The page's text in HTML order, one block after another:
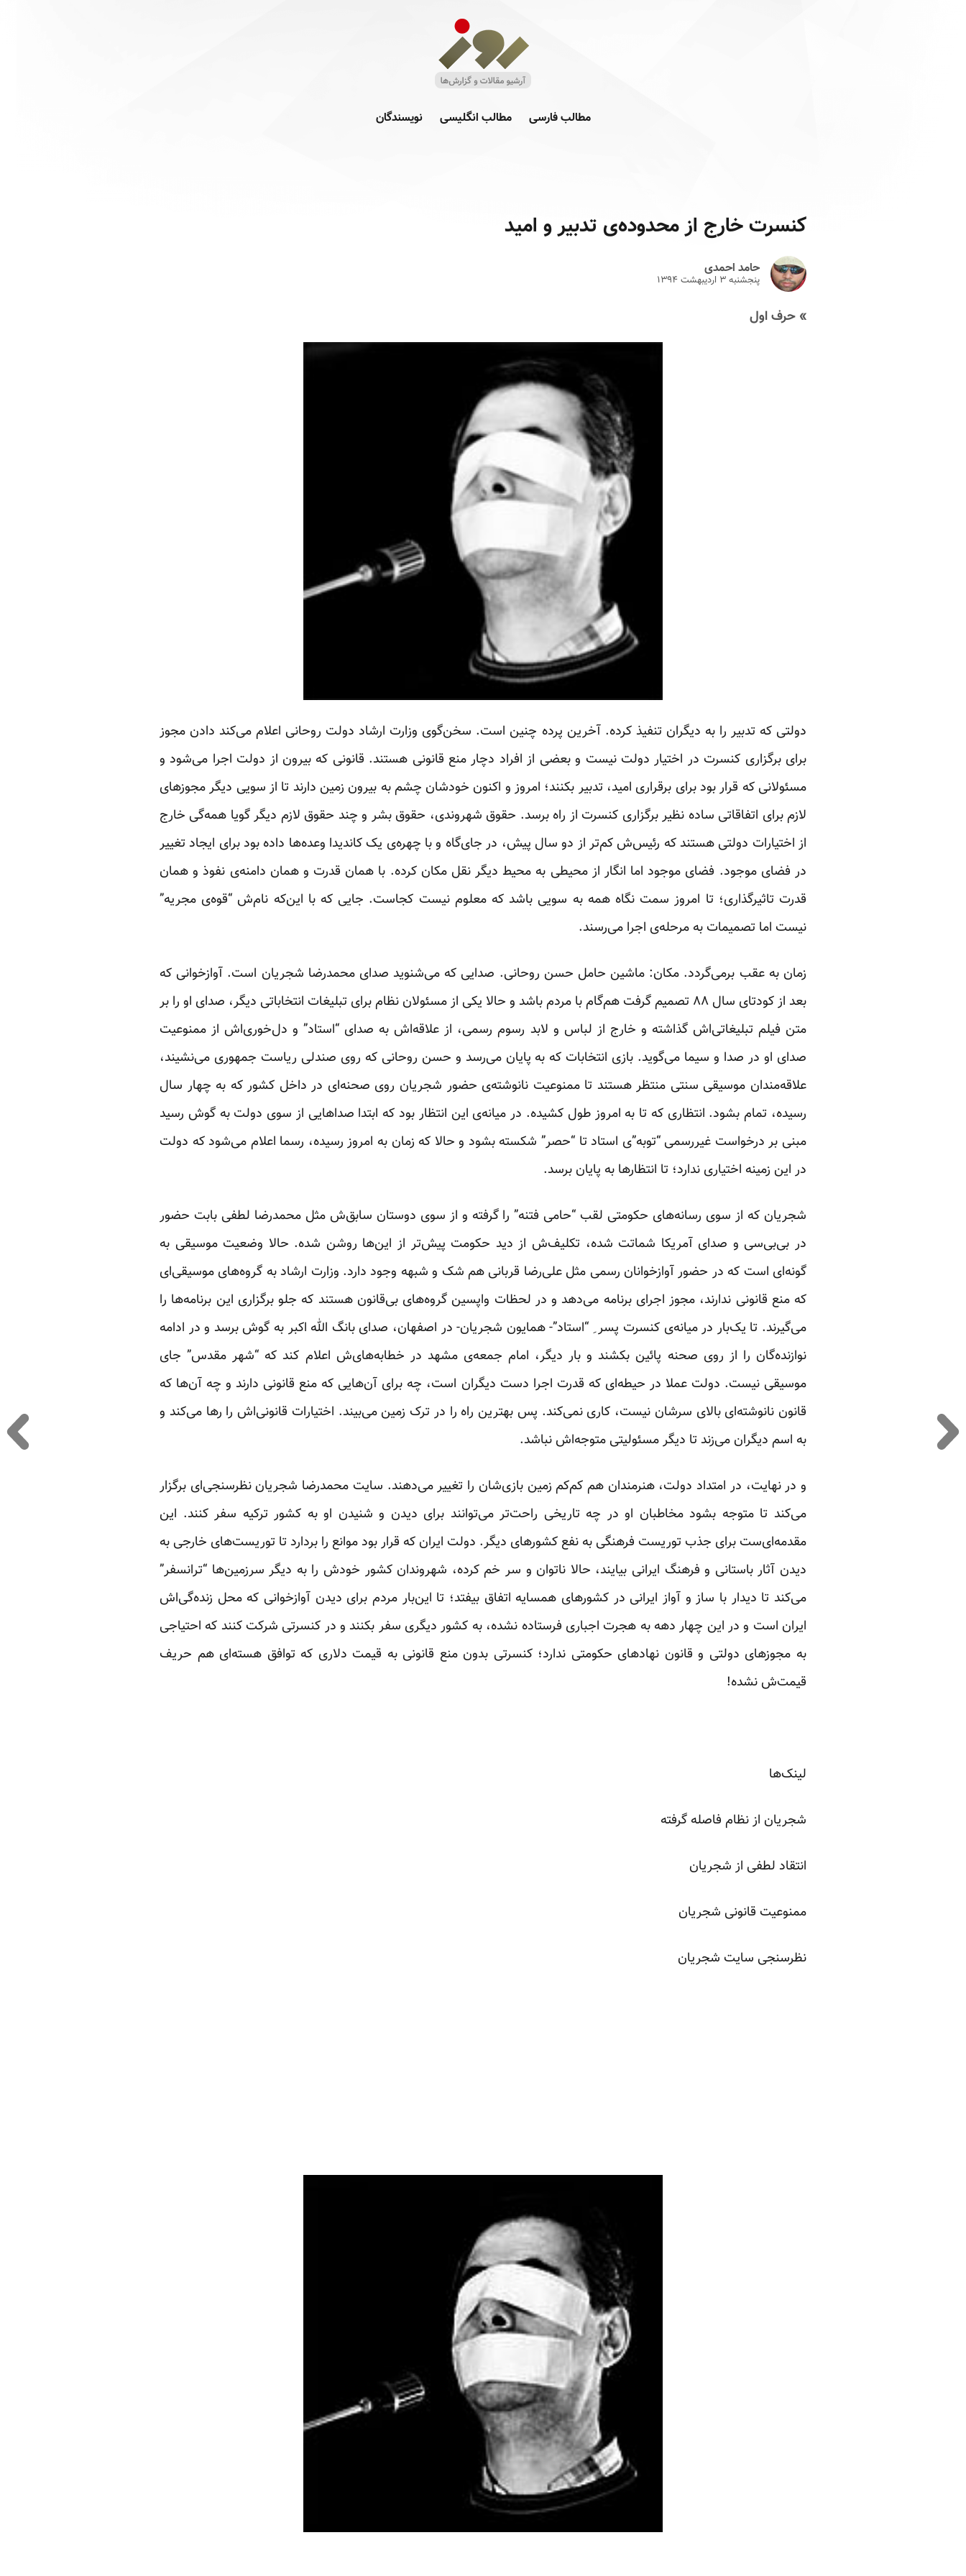
مطالب فارسی مطالب انگلیسی نویسندگان
کنسرت خارج از محدوده‌ی تدبیر و امید
حامد احمدی
پنجشنبه ۳ ارديبهشت ۱۳۹۴
» حرف اول
دولتی که تدبیر را به دیگران تنفیذ کرده. آخرین پرده چنین است. سخن‌گوی وزارت ارشاد دولت روحانی اعلام می‌کند دادن مجوز
برای برگزاری کنسرت در اختیار دولت نیست و بعضی از افراد دچار منع قانونی هستند. قانونی که بیرون از دولت اجرا می‌شود و
مسئولانی که قرار بود برای برقراری امید، تدبیر بکنند؛ امروز و اکنون خودشان چشم به بیرون زمین دارند تا از سویی دیگر مجوزهای
لازم برای اتفاقاتی ساده نظیر برگزاری کنسرت از راه برسد. حقوق شهروندی، حقوق بشر و چند حقوق لازم دیگر گویا همه‌گی خارج
از اختیارات دولتی هستند که رئیس‌ش کم‌تر از دو سال پیش، در جای‌گاه و با چهره‌ی یک کاندیدا وعده‌ها داده بود برای ایجاد تغییر
در فضای موجود. فضای موجود اما انگار از محیطی به محیط دیگر نقل مکان کرده. با همان قدرت و همان دامنه‌ی نفوذ و همان
قدرت تاثیرگذاری؛ تا امروز سمت نگاه همه به سویی باشد که معلوم نیست کجاست. جایی که با این‌که نام‌ش “قوه‌ی مجریه”
نیست اما تصمیمات‌ به مرحله‌ی اجرا می‌رسند.
زمان به عقب برمی‌گردد. مکان: ماشین حامل حسن روحانی. صدایی که می‌شنوید صدای محمدرضا شجریان است. آوازخوانی که
بعد از کودتای سال ۸۸ تصمیم گرفت هم‌گام با مردم باشد و حالا یکی از مسئولان نظام برای تبلیغات انتخاباتی دیگر، صدای او را بر
متن فیلم تبلیغاتی‌اش گذاشته و خارج از لباس و لابد رسوم رسمی، از علاقه‌اش به صدای “استاد” و دل‌خوری‌اش از ممنوعیت
صدای او در صدا و سیما می‌گوید. بازی انتخابات که به پایان می‌رسد و حسن روحانی که روی صندلی ریاست جمهوری می‌نشیند،
علاقه‌مندان موسیقی سنتی منتظر هستند تا ممنوعیت نانوشته‌ی حضور شجریان روی صحنه‌ای در داخل کشور که به چهار سال
رسیده، تمام بشود. انتظاری که تا به امروز طول کشیده. در میانه‌ی این انتظار بود که ابتدا صداهایی از سوی دولت به گوش رسید
مبنی بر درخواست غیررسمی “توبه”‌ی استاد تا “حصر” شکسته بشود و حالا که زمان به امروز رسیده، رسما اعلام می‌شود که دولت
در این زمینه اختیاری ندارد؛ تا انتظارها به پایان برسد.
شجریان که از سوی رسانه‌های حکومتی لقب “حامی فتنه” را گرفته و از سوی دوستان سابق‌ش مثل محمدرضا لطفی بابت حضور
در بی‌بی‌سی و صدای آمریکا شماتت شده، تکلیف‌ش از دید حکومت پیش‌تر از این‌ها روشن شده. حالا وضعیت موسیقی به
گونه‌ای است که در حضور آوازخوانان رسمی مثل علی‌رضا قربانی هم شک و شبهه وجود دارد. وزارت ارشاد به گروه‌های موسیقی‌ای
که منع قانونی ندارند، مجوز اجرای برنامه می‌دهد و در لحظات واپسین گروه‌های بی‌قانون هستند که جلو برگزاری این برنامه‌ها را
می‌گیرند. تا یک‌بار در میانه‌ی کنسرت پسر ِ “استاد”- همایون شجریان- در اصفهان، صدای بانگ الله اکبر به گوش برسد و در ادامه
نوازنده‌گان را از روی صحنه پائین بکشند و بار دیگر، امام جمعه‌ی مشهد در خطابه‌های‌ش اعلام کند که “شهر مقدس” جای
موسیقی نیست. دولت عملا در حیطه‌ای که قدرت اجرا دست دیگران است، چه برای آن‌هایی که منع قانونی دارند و چه آن‌ها که
قانون نانوشته‌ای بالای سرشان نیست، کاری نمی‌کند. پس بهترین راه را در ترک زمین می‌بیند. اختیارات قانونی‌اش را رها می‌کند و
به اسم دیگران می‌زند تا دیگر مسئولیتی متوجه‌اش نباشد.
و در نهایت، در امتداد دولت، هنرمندان هم کم‌کم زمین بازی‌شان را تغییر می‌دهند. سایت محمدرضا شجریان نظرسنجی‌ای برگزار
می‌کند تا متوجه بشود مخاطبان او در چه تاریخی راحت‌تر می‌توانند برای دیدن و شنیدن او به کشور ترکیه سفر کنند. این
مقدمه‌ای‌ست برای جذب توریست فرهنگی به نفع کشورهای دیگر. دولت ایران که قرار بود موانع را بردارد تا توریست‌های خارجی به
دیدن آثار باستانی و فرهنگ ایرانی بیایند، حالا ناتوان و سر خم کرده، شهروندان کشور خودش را به دیگر سرزمین‌ها “ترانسفر”
می‌کند تا دیدار با ساز و آواز ایرانی در کشورهای همسایه اتفاق بیفتد؛ تا این‌بار مردم برای دیدن آوازخوانی که محل زنده‌گی‌اش
ایران است و در این چهار دهه به هجرت اجباری فرستاده نشده، به کشور دیگری سفر بکنند و در کنسرتی شرکت کنند که احتیاجی
به مجوزهای دولتی و قانون نهادهای حکومتی ندارد؛ کنسرتی بدون منع قانونی به قیمت دلاری که توافق هسته‌ای هم حریف
قیمت‌ش نشده!
لینک‌ها
شجریان از نظام فاصله گرفته
انتقاد لطفی از شجریان
ممنوعیت قانونی شجریان
نظرسنجی سایت شجریان